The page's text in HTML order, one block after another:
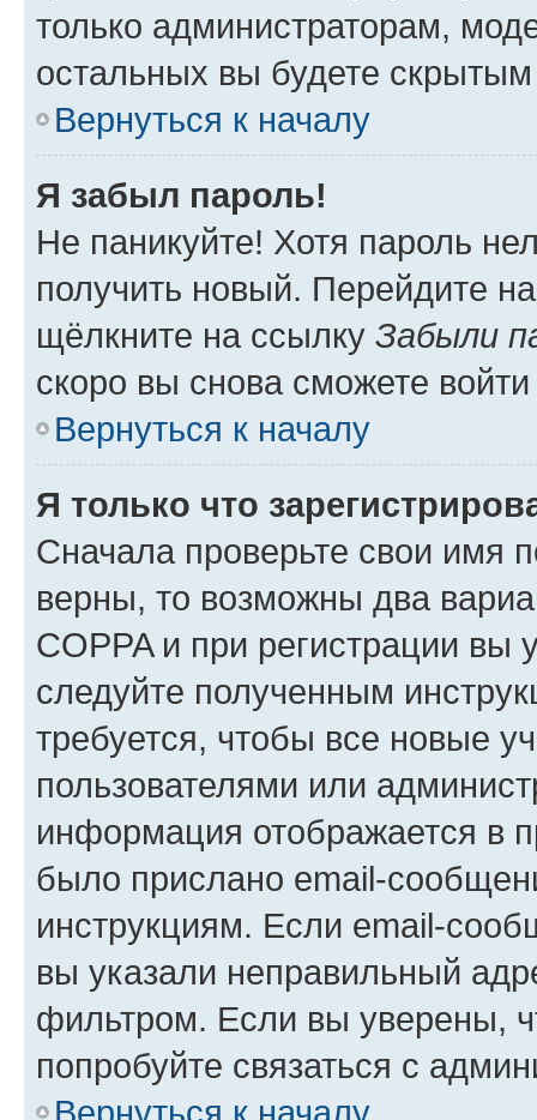
только администраторам,
остальных вы будете
Вернуться к началу
Я забыл пароль!
Не паникуйте! Хотя пароль
получить новый. Перейдите
щёлкните на ссылку Забыли
скоро вы снова сможете
Вернуться к началу
Я только что
Сначала проверьте свои имя
верны, то возможны два
COPPA и при регистрации вы
следуйте полученным
требуется, чтобы все новые
пользователями или
информация отображается в
было прислано email-
инструкциям. Если email-
вы указали неправильный
фильтром. Если вы уверены,
попробуйте связаться с
Вернуться к началу